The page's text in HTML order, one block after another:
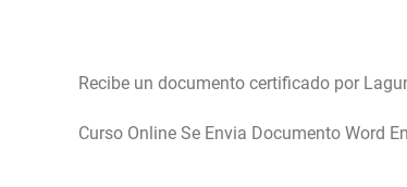
Recibe un documento certificado por
Curso Online Se Envia Documento Word